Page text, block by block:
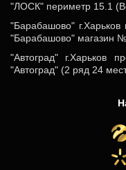
"ЛОСК" периметр 15.1
"Барабашово"
"Барабашово" магазин
"Автоград" г.Харьков
"Автоград" (2 ряд 24